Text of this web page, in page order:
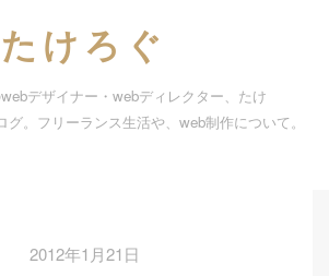
たけろぐ
デザイナー・webディレクター、たけ
グ。フリーランス生活や、web制作について。
2012年1月21日